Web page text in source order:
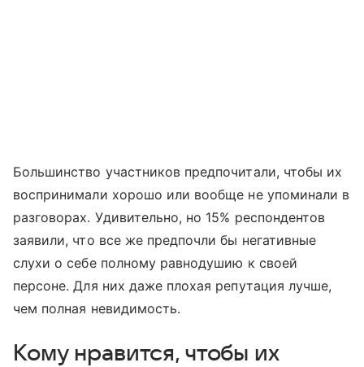
Большинство участников предпочитали, чтобы их
воспринимали хорошо или вообще не упоминали в
разговорах. Удивительно, но 15% респондентов
заявили, что все же предпочли бы негативные
слухи о себе полному равнодушию к своей
персоне. Для них даже плохая репутация лучше,
чем полная невидимость.
Кому нравится, чтобы их